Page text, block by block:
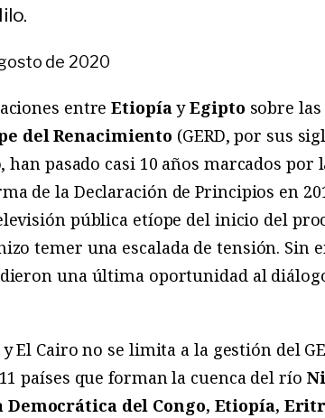
de 2020
entreEtiopíayEgipto sobre
del Renacimiento (GERD, por sus
han pasado casi 10 años marcados
de la Declaración de Principios en
pública etíope del inicio del
temer una escalada de tensión. Sin
una última oportunidad al
El Cairo no se limita a la gestión del
países que forman la cuenca del río
del Congo, Etiopía,